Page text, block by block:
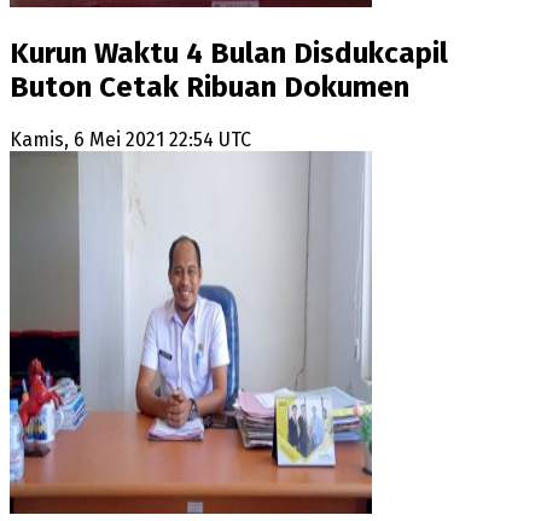
Kurun Waktu 4 Bulan Disdukcapil
Buton Cetak Ribuan Dokumen
Kamis, 6 Mei 2021 22:54 UTC